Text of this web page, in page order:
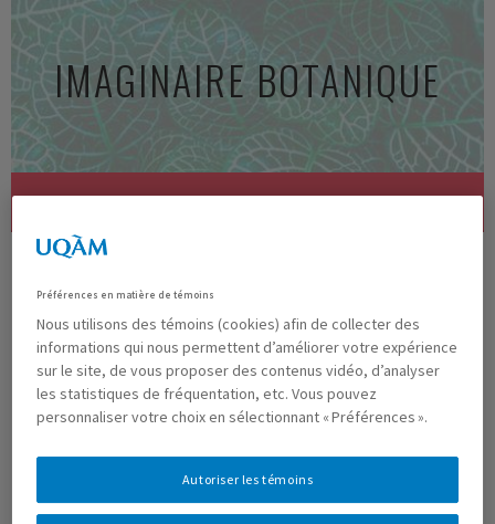
contenu
principalIMAGINAIRE BOTANIQUE
MENU
15A PHOTO22
Previous Next
Publiémai 13, 2021 à730 × 541dansExposition virtuelle
Préférences en matière de témoins
Nous utilisons des témoins (cookies) afin de collecter des
informations qui nous permettent d’améliorer votre expérience
sur le site, de vous proposer des contenus vidéo, d’analyser
les statistiques de fréquentation, etc. Vous pouvez
personnaliser votre choix en sélectionnant « Préférences ».
Autoriser les témoins